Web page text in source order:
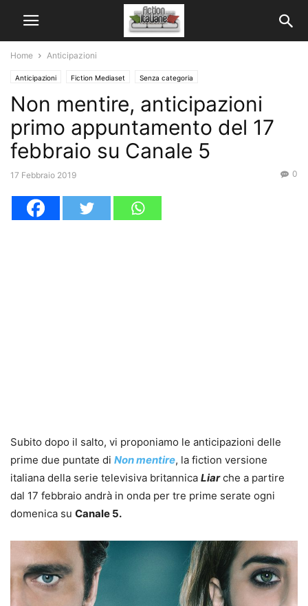
Home Anticipazioni
Anticipazioni Fiction Mediaset Senza categoria
Non mentire, anticipazioni
primo appuntamento del 17
febbraio su Canale 5
17 Febbraio 2019 0
Subito dopo il salto, vi proponiamo le anticipazioni delle
prime due puntate di Non mentire, la fiction versione
italiana della serie televisiva britannica Liarche a partire
dal 17 febbraio andrà in onda per tre prime serate ogni
domenica su Canale 5.